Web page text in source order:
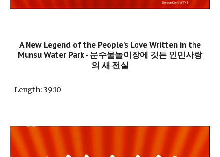
A New Legend of the People's Love Written in the
Munsu Water Park - 문수물놀이장에 깃든 인민사랑
의 새 전실
Length: 39:10